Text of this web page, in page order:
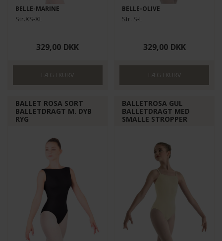
BELLE-MARINE
Str.XS-XL
329,00 DKK
BELLE-OLIVE
Str. S-L
329,00 DKK
BALLET ROSA SORT
BALLETDRAGT M. DYB
RYG
BALLETROSA GUL
BALLETDRAGT MED
SMALLE STROPPER